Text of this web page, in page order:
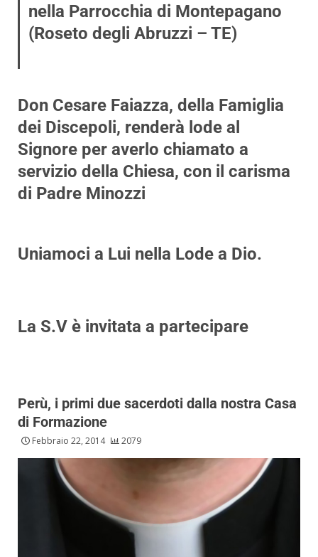
nella Parrocchia di Montepagano
(Roseto degli Abruzzi – TE)
Don Cesare Faiazza, della Famiglia
dei Discepoli, renderà lode al
Signore per averlo chiamato a
servizio della Chiesa, con il carisma
di Padre Minozzi
Uniamoci a Lui nella Lode a Dio.
La S.V è invitata a partecipare
Perù, i primi due sacerdoti dalla nostra Casa
di Formazione
Febbraio 22, 2014 2079